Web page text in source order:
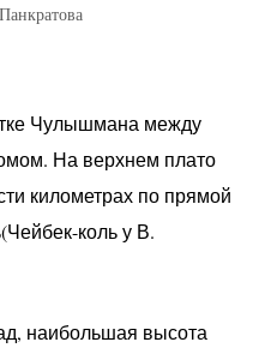
Чулышмана между
На верхнем плато
километрах по прямой
коль у В.
наибольшая высота